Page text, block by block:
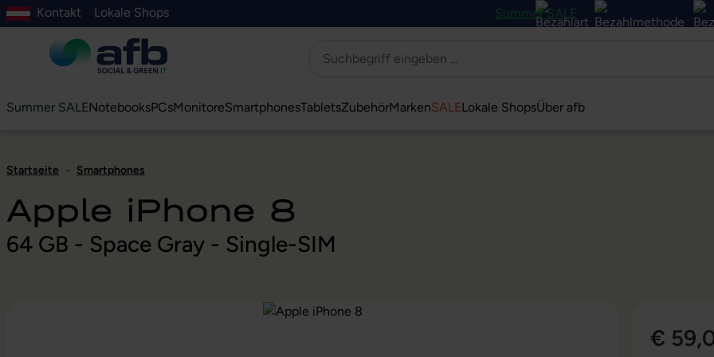
springen
Suche springen
Zur Hauptnavigation springen
Zur Navigation der B2B-Plattform springen
Kontakt Lokale Shops Summer SALE
Summer SALENotebooksPCsMonitoreSmartphonesTabletsZubehörMarkenSALELokale ShopsÜber afb
Startseite - Smartphones
Apple iPhone 8
64 GB - Space Gray - Single-SIM
€